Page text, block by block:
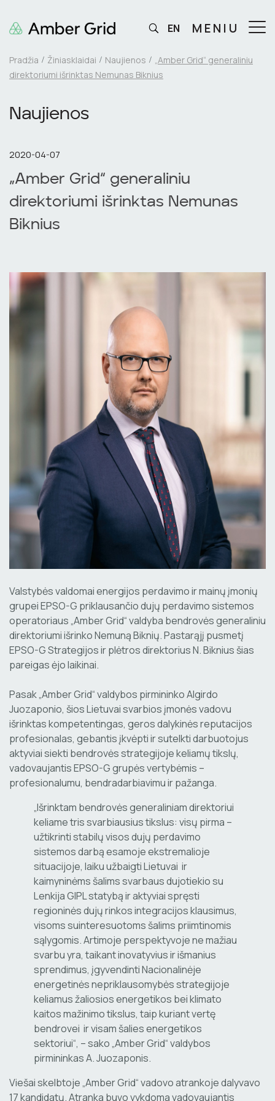
Pradžia Žiniasklaidai Naujienos
„Amber Grid“ generaliniu
direktoriumi išrinktas Nemunas Biknius
Naujienos
2020-04-07
„Amber Grid“ generaliniu
direktoriumi išrinktas Nemunas
Biknius
Valstybės valdomai energijos perdavimo ir mainų įmonių
grupei EPSO-G priklausančio dujų perdavimo sistemos
operatoriaus „Amber Grid“ valdyba bendrovės generaliniu
direktoriumi išrinko Nemuną Biknių. Pastarąjį pusmetį
EPSO-G Strategijos ir plėtros direktorius N. Biknius šias
pareigas ėjo laikinai.
Pasak „Amber Grid“ valdybos pirmininko Algirdo
Juozaponio, šios Lietuvai svarbios įmonės vadovu
išrinktas kompetentingas, geros dalykinės reputacijos
profesionalas, gebantis įkvėpti ir sutelkti darbuotojus
aktyviai siekti bendrovės strategijoje keliamų tikslų,
vadovaujantis EPSO-G grupės vertybėmis –
profesionalumu, bendradarbiavimu ir pažanga.
„Išrinktam bendrovės generaliniam direktoriui
keliame tris svarbiausius tikslus: visų pirma –
užtikrinti stabilų visos dujų perdavimo
sistemos darbą esamoje ekstremalioje
situacijoje, laiku užbaigti Lietuvai ir
kaimyninėms šalims svarbaus dujotiekio su
Lenkija GIPL statybą ir aktyviai spręsti
regioninės dujų rinkos integracijos klausimus,
visoms suinteresuotoms šalims priimtinomis
sąlygomis. Artimoje perspektyvoje ne mažiau
svarbu yra, taikant inovatyvius ir išmanius
sprendimus, įgyvendinti Nacionalinėje
energetinės nepriklausomybės strategijoje
keliamus žaliosios energetikos bei klimato
kaitos mažinimo tikslus, taip kuriant vertę
bendrovei ir visam šalies energetikos
sektoriui“, – sako „Amber Grid“ valdybos
pirmininkas A. Juozaponis.
Viešai skelbtoje „Amber Grid“ vadovo atrankoje dalyvavo
17 kandidatų. Atranka buvo vykdoma vadovaujantis
EN MENIU